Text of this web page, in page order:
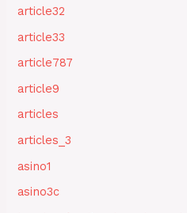
article32
article33
article787
article9
articles
articles_3
asino1
asino3c